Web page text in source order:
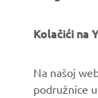
About us
Kolačići na
Na našoj
podružnice